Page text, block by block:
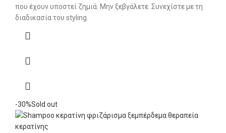
που έχουν υποστεί ζημιά. Μην ξεβγάλετε. Συνεχίστε με τη
διαδικασία του styling.
-30%Sold out